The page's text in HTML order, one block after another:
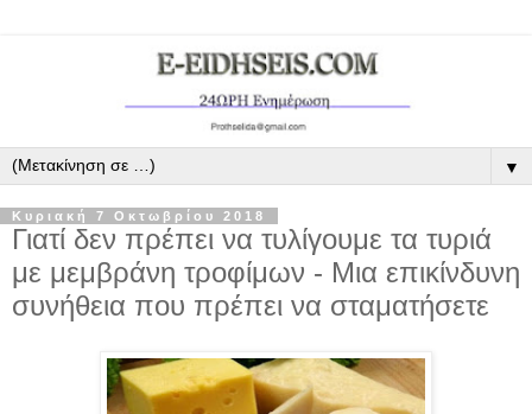
▼
Κυριακή 7 Οκτωβρίου 2018
Γιατί δεν πρέπει να τυλίγουμε τα τυριά
με μεμβράνη τροφίμων - Μια επικίνδυνη
συνήθεια που πρέπει να σταματήσετε